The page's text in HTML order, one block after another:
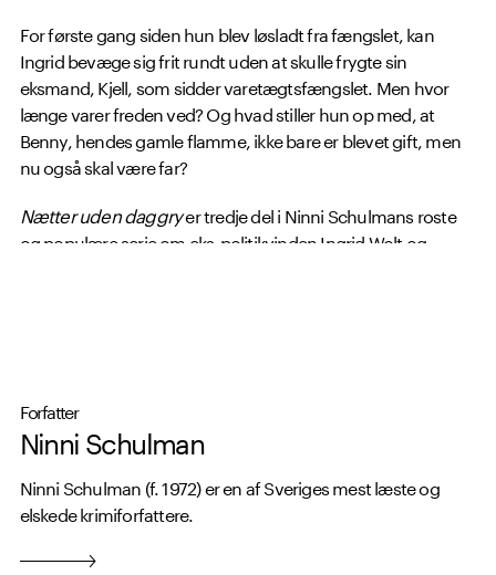
For første gang siden hun blev løsladt fra fængslet, kan
Ingrid bevæge sig frit rundt uden at skulle frygte sin
eksmand, Kjell, som sidder varetægtsfængslet. Men hvor
længe varer freden ved? Og hvad stiller hun op med, at
Benny, hendes gamle flamme, ikke bare er blevet gift, men
nu også skal være far?
Nætter uden daggryer tredje del i Ninni Schulmans roste
og populære serie om eks-politikvinden Ingrid Wolt og
Forfatter
Ninni Schulman
Ninni Schulman (f. 1972) er en af Sveriges mest læste og
elskede krimiforfattere.